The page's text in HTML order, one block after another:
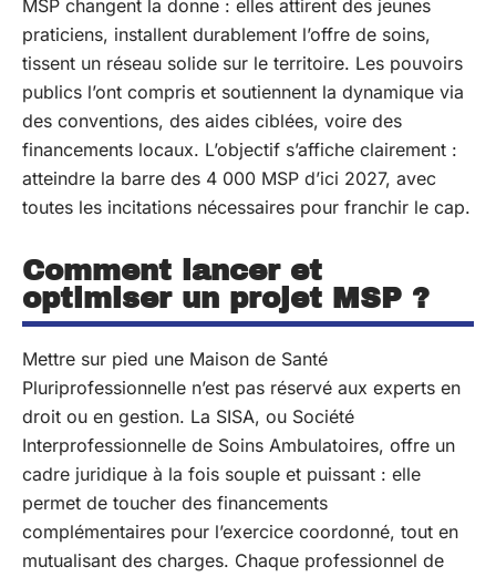
MSP changent la donne : elles attirent des jeunes
praticiens, installent durablement l’offre de soins,
tissent un réseau solide sur le territoire. Les pouvoirs
publics l’ont compris et soutiennent la dynamique via
des conventions, des aides ciblées, voire des
financements locaux. L’objectif s’affiche clairement :
atteindre la barre des 4 000 MSP d’ici 2027, avec
toutes les incitations nécessaires pour franchir le cap.
Comment lancer et
optimiser un projet MSP ?
Mettre sur pied une Maison de Santé
Pluriprofessionnelle n’est pas réservé aux experts en
droit ou en gestion. La SISA, ou Société
Interprofessionnelle de Soins Ambulatoires, offre un
cadre juridique à la fois souple et puissant : elle
permet de toucher des financements
complémentaires pour l’exercice coordonné, tout en
mutualisant des charges. Chaque professionnel de